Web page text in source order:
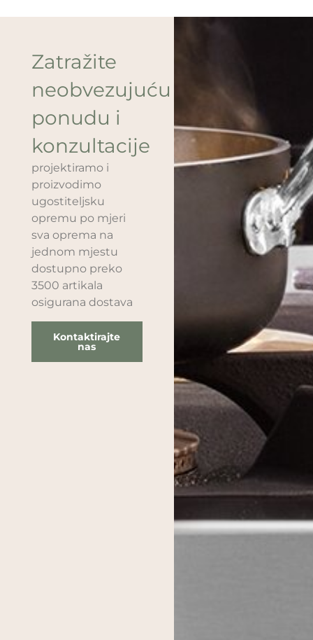
Zatražite
neobvezujuću
ponudu i
konzultacije
projektiramo i
proizvodimo
ugostiteljsku
opremu po mjeri
sva oprema na
jednom mjestu
dostupno preko
3500 artikala
osigurana dostava
Kontaktirajte
nas